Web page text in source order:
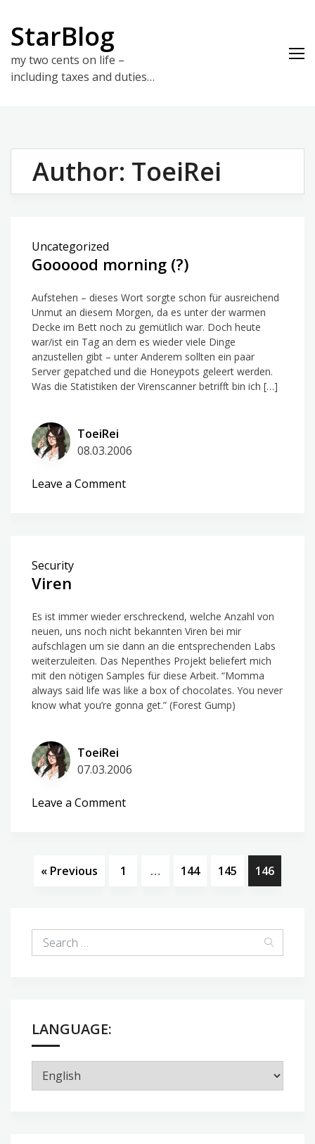
content
StarBlog
my two cents on life –
including taxes and duties…
Author: ToeiRei
Uncategorized
Goooood morning (?)
Aufstehen – dieses Wort sorgte schon für ausreichend
Unmut an diesem Morgen, da es unter der warmen
Decke im Bett noch zu gemütlich war. Doch heute
war/ist ein Tag an dem es wieder viele Dinge
anzustellen gibt – unter Anderem sollten ein paar
Server gepatched und die Honeypots geleert werden.
Was die Statistiken der Virenscanner betrifft bin ich […]
ToeiRei
08.03.2006
Leave a Commenton
Security
Viren
Es ist immer wieder erschreckend, welche Anzahl von
neuen, uns noch nicht bekannten Viren bei mir
aufschlagen um sie dann an die entsprechenden Labs
weiterzuleiten. Das Nepenthes Projekt beliefert mich
mit den nötigen Samples für diese Arbeit. “Momma
always said life was like a box of chocolates. You never
know what you’re gonna get.” (Forest Gump)
ToeiRei
07.03.2006
Leave a Commenton
« Previous 1 … 144 145 146
LANGUAGE: